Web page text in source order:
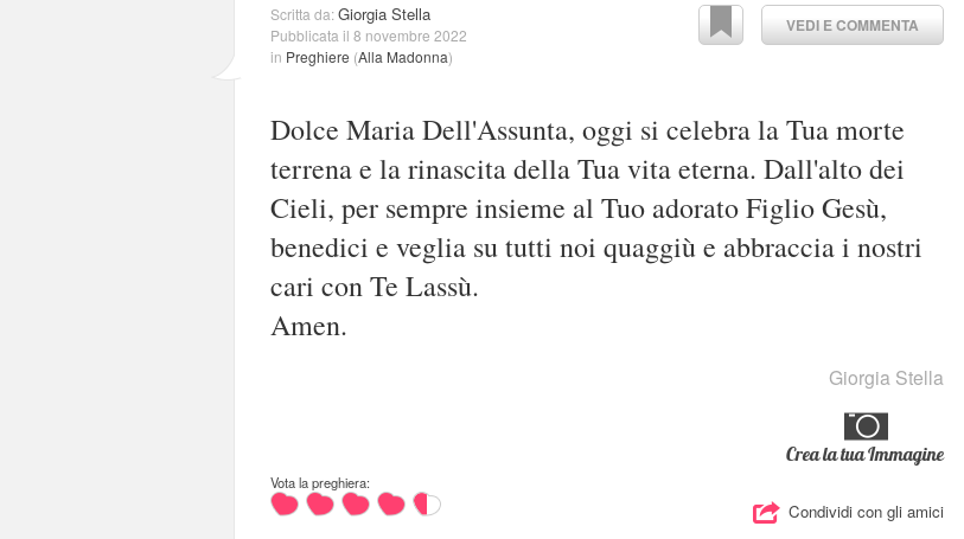
VEDI E COMMENTA
Scritta da:Giorgia Stella
Pubblicata il 8 novembre 2022
in Preghiere (Alla Madonna)
Dolce Maria Dell'Assunta, oggi si celebra la Tua morte
terrena e la rinascita della Tua vita eterna. Dall'alto dei
Cieli, per sempre insieme al Tuo adorato Figlio Gesù,
benedici e veglia su tutti noi quaggiù e abbraccia i nostri
cari con Te Lassù.
Amen.
Giorgia Stella
Crea la tua Immagine
Vota la preghiera:
Condividi con gli amici